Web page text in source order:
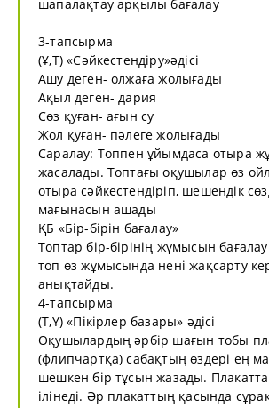
шапалақтау арқылы бағалау
3-тапсырма
(Ұ,Т) «Сәйкестендіру»әдісі
Ашу деген- олжаға жолығады
Ақыл деген- дария
Сөз қуған- ағын су
Жол қуған- пәлеге жолығады
Саралау: Топпен ұйымдаса отыра
жасалады. Топтағы оқушылар өз
отыра сәйкестендіріп, шешендік
мағынасын ашады
ҚБ «Бір-бірін бағалау»
Топтар бір-бірінің жұмысын
топ өз жұмысында нені жақсарту
анықтайды.
4-тапсырма
(Т,Ұ) «Пікірлер базары» әдісі
Оқушылардың әрбір шағын тобы
(флипчартқа) сабақтың өздері ең
шешкен бір тұсын жазады.
ілінеді. Әр плакаттың қасында